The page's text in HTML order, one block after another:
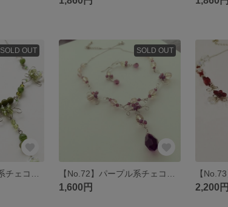
SOLD OUT SOLD OUT
1,600円 2,200円